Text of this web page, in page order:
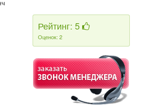
Рейтинг: 5
Оценок: 2